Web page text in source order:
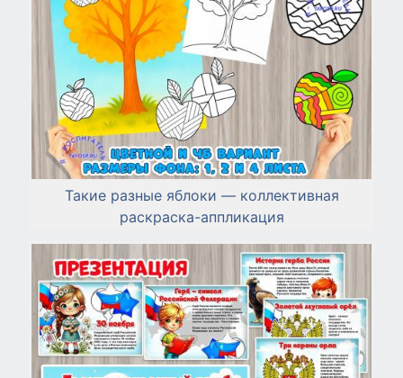
Такие разные яблоки — коллективная
раскраска-аппликация